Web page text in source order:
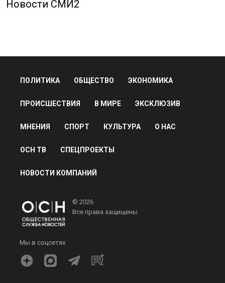
Новости СМИ2
ПОЛИТИКА ОБЩЕСТВО ЭКОНОМИКА
ПРОИСШЕСТВИЯ В МИРЕ ЭКСКЛЮЗИВ
МНЕНИЯ СПОРТ КУЛЬТУРА О НАС
ОСН ТВ СПЕЦПРОЕКТЫ
НОВОСТИ КОМПАНИЙ
© 2026
Все права защищены
Мы в соцсетях